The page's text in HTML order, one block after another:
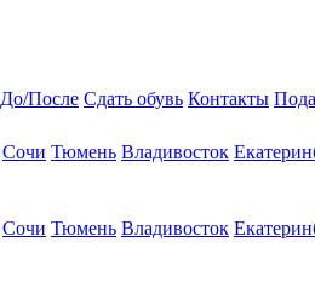
До/После Сдать обувь Контакты
Сочи Тюмень Владивосток
Сочи Тюмень Владивосток